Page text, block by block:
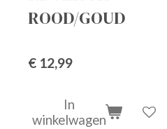
ROOD/GOUD
€ 12,99
In
winkelwagen